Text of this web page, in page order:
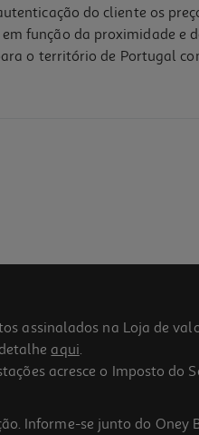
do cliente os
função da proximidade e
o território de Portugal
assinalados na Loja de
aqui.
acresce o Imposto do
Informe-se junto do Oney